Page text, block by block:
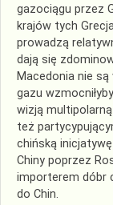
gazociągu przez
krajów tych
prowadzą
dają się
Macedonia nie
gazu
wizją
też
chińską inicjatywę
Chiny poprzez
importerem dóbr
do Chin.